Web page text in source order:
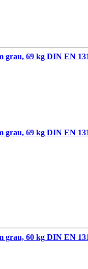
grau, 69 kg DIN EN
grau, 69 kg DIN EN
grau, 60 kg DIN EN